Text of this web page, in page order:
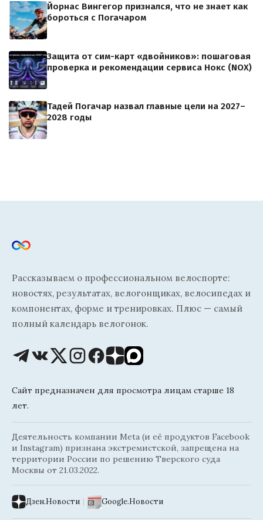
Йорнас Вингегор признался, что не знает как
бороться с Погачаром
Защита от сим-карт «двойников»: пошаговая
проверка и рекомендации сервиса Нокс (NOX)
Тадей Погачар назвал главные цели на 2027–
2028 годы
Рассказываем о профессиональном велоспорте:
новостях, результатах, велогонщиках, велосипедах и
компонентах, форме и тренировках. Плюс — самый
полный календарь велогонок.
Сайт предназначен для просмотра лицам старше 18
лет.
Деятельность компании Meta (и её продуктов Facebook
и Instagram) признана экстремистской, запрещена на
территории России по решению Тверского суда
Москвы от 21.03.2022.
Дзен.Новости | Google.Новости